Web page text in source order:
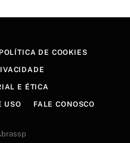
POLÍTICA DE COOKIES
E ÉTICA
USO FALE CONOSCO